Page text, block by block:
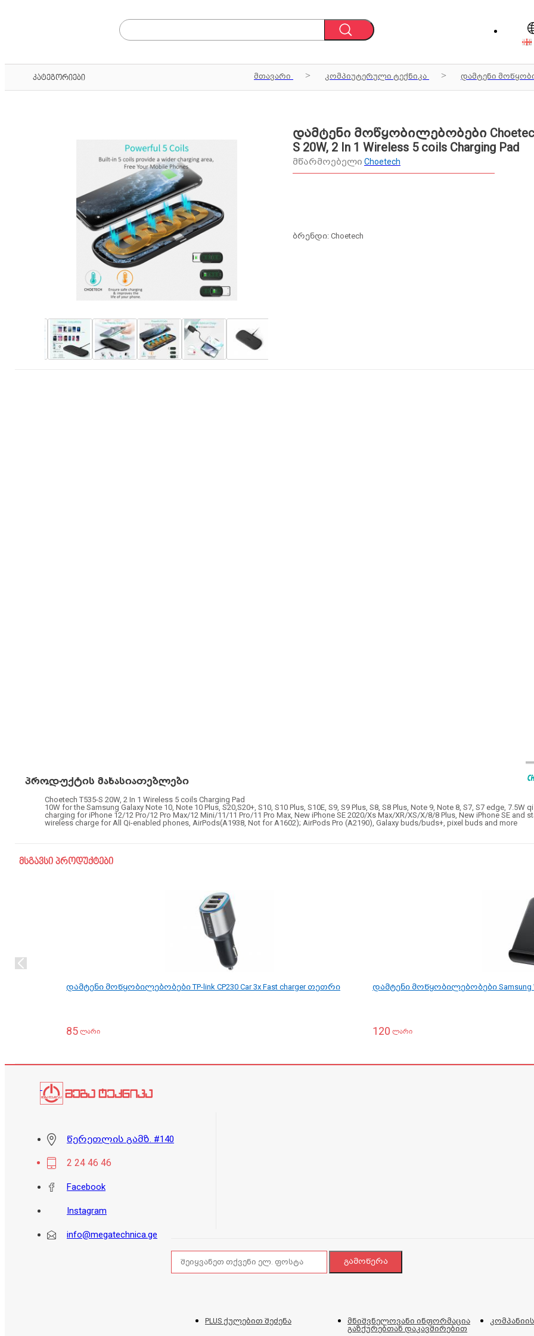
კატეგორიები მთავარი კომპიუტერული ტექნიკა დამტენი
დამტენი მოწყობილებობები
S 20W, 2 In 1 Wireless 5 coils Charging Pad
მწარმოებელი Choetech
ბრენდი: Choetech
პროდუქტის მახასიათებლები
Choetech T535-S 20W 2 In 1 Wireless 5 coils Charging Pad
10W for the Samsung Galaxy Note 10, Note 10 Plus, S20,S20+, S10, S10 Plus, S10E, S9, S9 Plus, S8, S8 Plus, Note 9, Note 8, S7, S7 edge, 7.5W
charging for iPhone 12/12 Pro/12 Pro Max/12 Mini/11/11 Pro/11 Pro Max, New iPhone SE 2020/Xs Max/XR/XS/X/8/8 Plus, New iPhone SE and
wireless charge for All Qi-enabled phones, AirPods(A1938, Not for A1602); AirPods Pro (A2190), Galaxy buds/buds+, pixel buds and more
მსგავსი პროდუქტები
დამტენი მოწყობილებობები TP-link CP230 Car 3x Fast charger თეთრი
85 ლარი
დამტენი მოწყობილებობები Samsung
120 ლარი
წერეთლის გამზ. #140
2 24 46 46
Facebook
Instagram
info@megatechnica.ge
PLUS ქულებით შეძენა მნიშვნელოვანი ინფორმაცია
გაზქურებთან დაკავშირებით